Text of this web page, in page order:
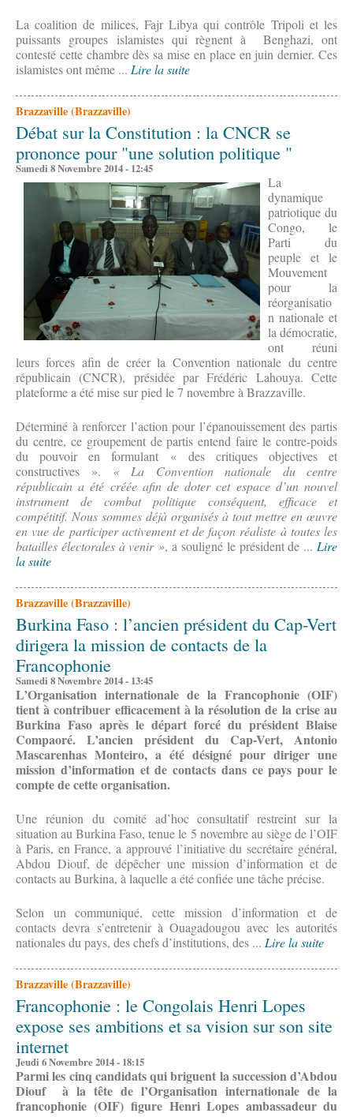
La coalition de milices, Fajr Libya qui contrôle Tripoli et les
puissants groupes islamistes qui règnent à Benghazi, ont
contesté cette chambre dès sa mise en place en juin dernier. Ces
islamistes ont même ... Lire la suite
Brazzaville (Brazzaville)
Débat sur la Constitution : la CNCR se
prononce pour "une solution politique "
Samedi 8 Novembre 2014 - 12:45
La
dynamique
patriotique du
Congo, le
Parti du
peuple et le
Mouvement
pour la
réorganisatio
n nationale et
la démocratie,
ont réuni
leurs forces afin de créer la Convention nationale du centre
républicain (CNCR), présidée par Frédéric Lahouya. Cette
plateforme a été mise sur pied le 7 novembre à Brazzaville.
Déterminé à renforcer l’action pour l’épanouissement des partis
du centre, ce groupement de partis entend faire le contre-poids
du pouvoir en formulant « des critiques objectives et
constructives ». « La Convention nationale du centre
républicain a été créée afin de doter cet espace d’un nouvel
instrument de combat politique conséquent, efficace et
compétitif. Nous sommes déjà organisés à tout mettre en œuvre
en vue de participer activement et de façon réaliste à toutes les
batailles électorales à venir », a souligné le président de ... Lire
la suite
Brazzaville (Brazzaville)
Burkina Faso : l’ancien président du Cap-Vert
dirigera la mission de contacts de la
Francophonie
Samedi 8 Novembre 2014 - 13:45
L’Organisation internationale de la Francophonie (OIF)
tient à contribuer efficacement à la résolution de la crise au
Burkina Faso après le départ forcé du président Blaise
Compaoré. L’ancien président du Cap-Vert, Antonio
Mascarenhas Monteiro, a été désigné pour diriger une
mission d’information et de contacts dans ce pays pour le
compte de cette organisation.
Une réunion du comité ad’hoc consultatif restreint sur la
situation au Burkina Faso, tenue le 5 novembre au siège de l’OIF
à Paris, en France, a approuvé l’initiative du secrétaire général,
Abdou Diouf, de dépêcher une mission d’information et de
contacts au Burkina, à laquelle a été confiée une tâche précise.
Selon un communiqué, cette mission d’information et de
contacts devra s’entretenir à Ouagadougou avec les autorités
nationales du pays, des chefs d’institutions, des ... Lire la suite
Brazzaville (Brazzaville)
Francophonie : le Congolais Henri Lopes
expose ses ambitions et sa vision sur son site
internet
Jeudi 6 Novembre 2014 - 18:15
Parmi les cinq candidats qui briguent la succession d’Abdou
Diouf à la tête de l’Organisation internationale de la
francophonie (OIF) figure Henri Lopes ambassadeur du